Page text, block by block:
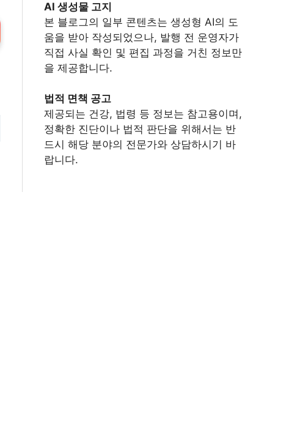
Al 생성물 고지
본 블로그의 일부 콘텐츠는 생성형 AI의 도
움을 받아 작성되었으나, 발행 전 운영자가
직접 사실 확인 및 편집 과정을 거친 정보만
을 제공합니다.
법적 면책 공고
제공되는 건강, 법령 등 정보는 참고용이며,
정확한 진단이나 법적 판단을 위해서는 반
드시 해당 분야의 전문가와 상담하시기 바
랍니다.